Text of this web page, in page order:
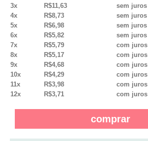
3x
R$11,63
sem juros
4x
R$8,73
sem juros
5x
R$6,98
sem juros
6x
R$5,82
sem juros
7x
R$5,79
com juros
8x
R$5,17
com juros
9x
R$4,68
com juros
10x
R$4,29
com juros
11x
R$3,98
com juros
12x
R$3,71 com juros
comprar